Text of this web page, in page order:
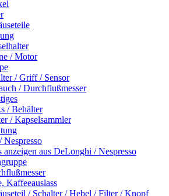
/ Motor
/ Griff / Sensor
/ Durchflußmesser
/ Behälter
/ Kapselsammler
anzeigen aus DeLonghi / Nespresso
Kaffeeauslass
/ Schalter / Hebel / Filter / Knopf